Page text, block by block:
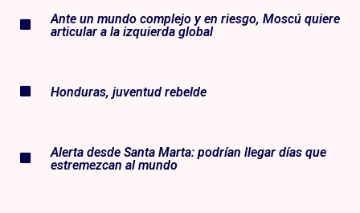
Ante un mundo complejo y en riesgo, Moscú quiere
articular a la izquierda global
Honduras, juventud rebelde
Alerta desde Santa Marta: podrían llegar días que
estremezcan al mundo